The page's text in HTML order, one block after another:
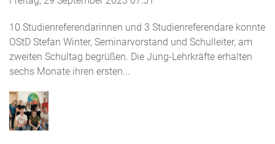
10 Studienreferendarinnen und 3 Studienreferendare konnte
OStD Stefan Winter, Seminarvorstand und Schulleiter, am
zweiten Schultag begrüßen. Die Jung-Lehrkräfte erhalten
sechs Monate ihren ersten...